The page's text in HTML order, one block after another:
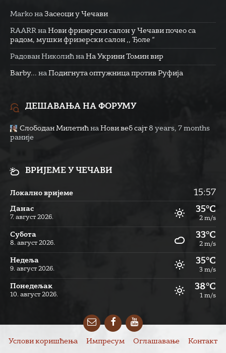
Marko на Засеоци у Чечави
RAARR на Нови фризерски салон у Чечави почео са
радом, мушки фризерски салон ,, Ђоле “
Радован Николић на На Укрини Томин вир
Barby... на Подигнута оптужница против Руфија
ДЕШАВАЊА НА ФОРУМУ
Слободан Милетић на Нови веб сајт 8 years, 7 months
раније
ВРИЈЕМЕ У ЧЕЧАВИ
Локално вријеме 15:57
Данас
7. август 2026.
35°C
2 m/s
Субота
8. август 2026.
33°C
2 m/s
Недеља
9. август 2026.
35°C
3 m/s
Понедељак
10. август 2026.
38°C
1 m/s
EmailFacebookYouTube
Услови коришћења Импресум Оглашавање Контакт